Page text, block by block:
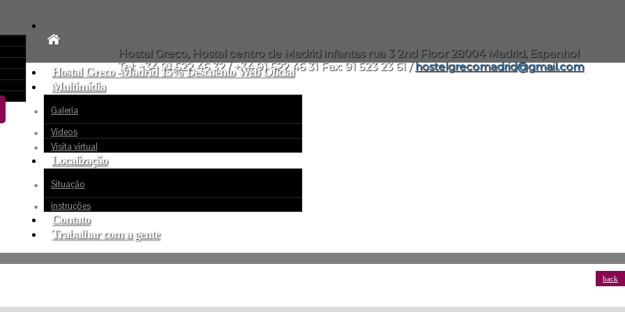
Hostal Greco -Madrid 15% Descuento Web Oficial
Multimídia
Galeria
Vídeos
Visita virtual
Localização
Situação
instruções
Contato
Trabalhar com a gente
back
Hostal Greco, Hostal centro de Madrid infantas rua 3 2nd Floor 28004 Madrid, Espanhol
Tel: +34 91 522 46 32 / +34 91 522 46 31 Fax: 91 523 23 61 /hostelgrecomadrid@gmail.com